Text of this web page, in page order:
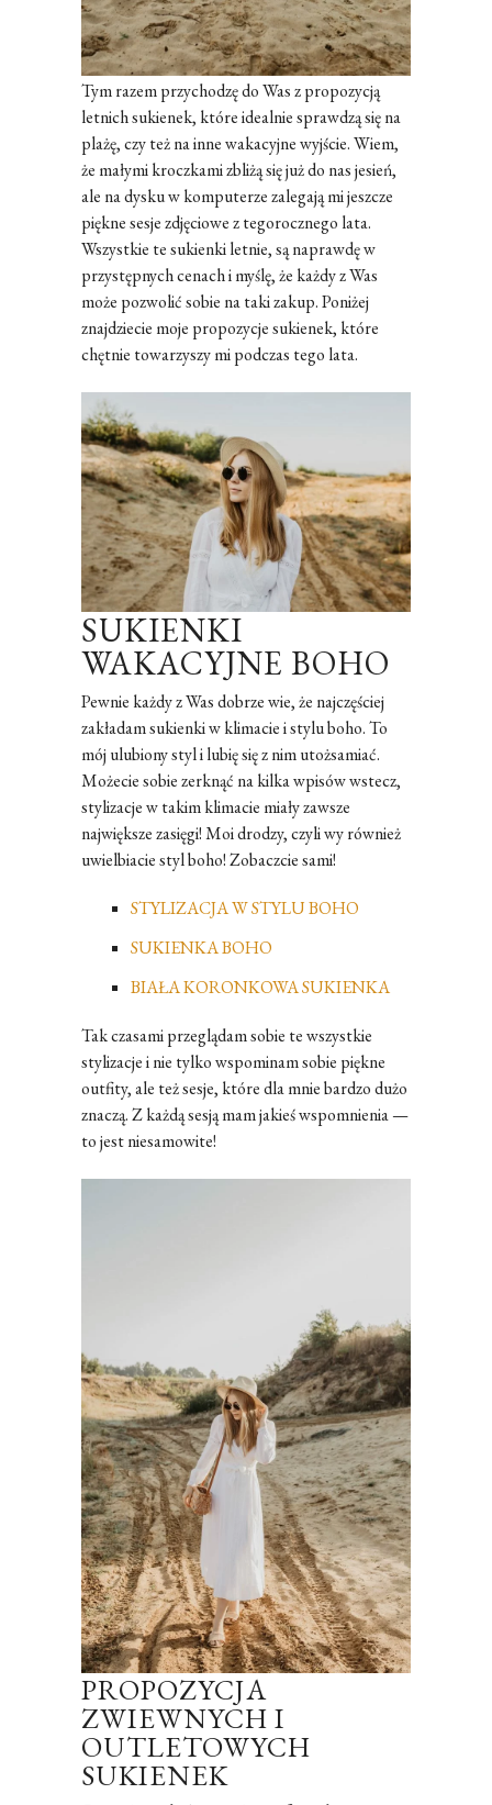
Tym razem przychodzę do Was z propozycją
letnich sukienek, które idealnie sprawdzą się na
plażę, czy też na inne wakacyjne wyjście. Wiem,
że małymi kroczkami zbliżą się już do nas jesień,
ale na dysku w komputerze zalegają mi jeszcze
piękne sesje zdjęciowe z tegorocznego lata.
Wszystkie te sukienki letnie, są naprawdę w
przystępnych cenach i myślę, że każdy z Was
może pozwolić sobie na taki zakup. Poniżej
znajdziecie moje propozycje sukienek, które
chętnie towarzyszy mi podczas tego lata.
SUKIENKI
WAKACYJNE BOHO
Pewnie każdy z Was dobrze wie, że najczęściej
zakładam sukienki w klimacie i stylu boho. To
mój ulubiony styl i lubię się z nim utożsamiać.
Możecie sobie zerknąć na kilka wpisów wstecz,
stylizacje w takim klimacie miały zawsze
największe zasięgi! Moi drodzy, czyli wy również
uwielbiacie styl boho! Zobaczcie sami!
STYLIZACJA W STYLU BOHO
SUKIENKA BOHO
BIAŁA KORONKOWA SUKIENKA
Tak czasami przeglądam sobie te wszystkie
stylizacje i nie tylko wspominam sobie piękne
outfity, ale też sesje, które dla mnie bardzo dużo
znaczą. Z każdą sesją mam jakieś wspomnienia —
to jest niesamowite!
PROPOZYCJA
ZWIEWNYCH I
OUTLETOWYCH
SUKIENEK